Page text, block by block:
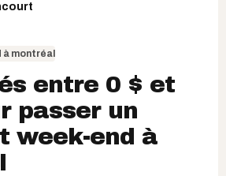
à montréal
entre 0 $ et
passer un
week-end à